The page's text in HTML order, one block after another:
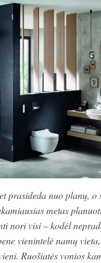
prasideda nuo planų, o
metas
nori visi – kodėl
vienintelė namų
Ruošiatės vonios